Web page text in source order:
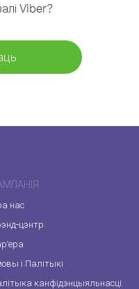
Viber?
нас
цэнтр
і Палітыкі
канфідэнцыяльнасці